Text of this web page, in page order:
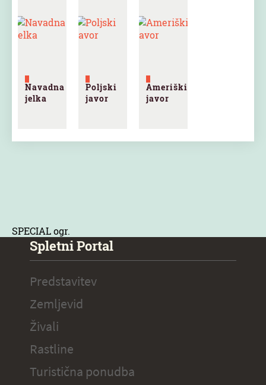
Navadna
jelka
Poljski
javor
Ameriški
javor
SPECIAL ogr.
Spletni Portal
Predstavitev
Zemljevid
Živali
Rastline
Turistična ponudba